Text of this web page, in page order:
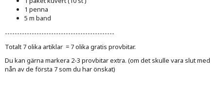
1 penna
5 m band
---------------------------------------------
Totalt 7 olika artiklar = 7 olika gratis provbitar.
Du kan gärna markera 2-3 provbitar extra. (om det skulle vara slut med
nån av de första 7 som du har önskat)